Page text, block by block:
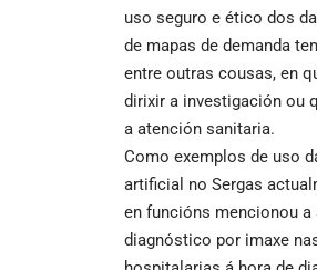
uso seguro e ético dos
de mapas de demanda
entre outras cousas, en
dirixir a investigación ou
a atención sanitaria.
Como exemplos de uso
artificial no Sergas
en funcións mencionou
diagnóstico por imaxe